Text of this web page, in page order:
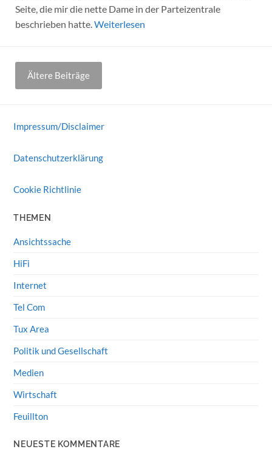
Seite, die mir die nette Dame in der Parteizentrale
beschrieben hatte. Weiterlesen
Beitragsnavigation
Ältere Beiträge
Impressum/Disclaimer
Datenschutzerklärung
Cookie Richtlinie
THEMEN
Ansichtssache
HiFi
Internet
Tel Com
Tux Area
Politik und Gesellschaft
Medien
Wirtschaft
Feuillton
NEUESTE KOMMENTARE